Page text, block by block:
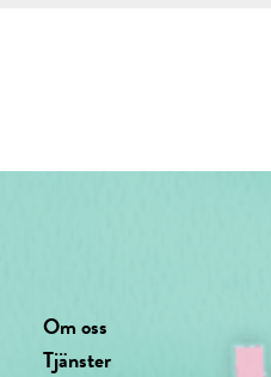
Om oss
Tjänster